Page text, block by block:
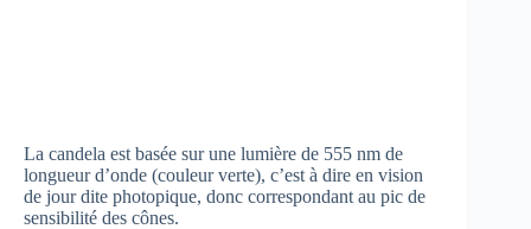
La candela est basée sur une lumière de 555 nm de
longueur d’onde (couleur verte), c’est à dire en vision
de jour dite photopique, donc correspondant au pic de
sensibilité des cônes.